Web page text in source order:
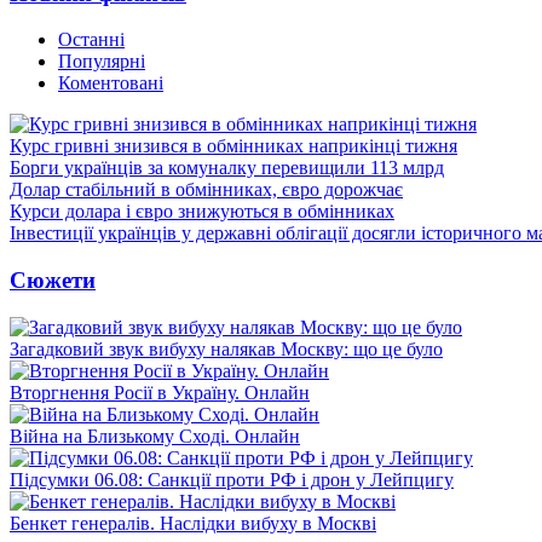
Останні
Популярні
Коментовані
Курс гривні знизився в обмінниках наприкінці тижня
Борги українців за комуналку перевищили 113 млрд
Долар стабільний в обмінниках, євро дорожчає
Курси долара і євро знижуються в обмінниках
Інвестиції українців у державні облігації досягли історичного
Сюжети
Загадковий звук вибуху налякав Москву: що це було
Вторгнення Росії в Україну. Онлайн
Війна на Близькому Сході. Онлайн
Підсумки 06.08: Санкції проти РФ і дрон у Лейпцигу
Бенкет генералів. Наслідки вибуху в Москві